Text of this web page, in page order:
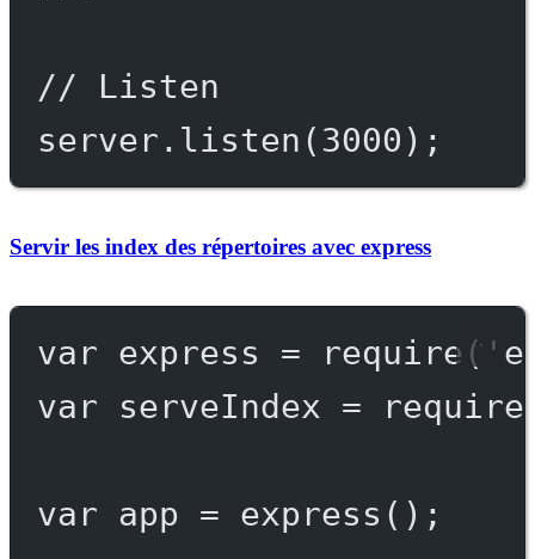
// Listen
server. listen (3000 );
Servir les index des répertoires avec express
var express = require (
var serveIndex = require
var app = express ();